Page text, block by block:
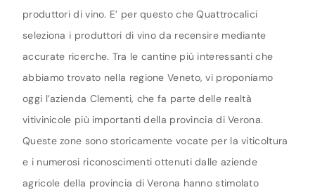
produttori di vino. E’ per questo che Quattrocalici
seleziona i produttori di vino da recensire mediante
accurate ricerche. Tra le cantine più interessanti che
abbiamo trovato nella regione Veneto, vi proponiamo
oggi l’azienda Clementi, che fa parte delle realtà
vitivinicole più importanti della provincia di Verona.
Queste zone sono storicamente vocate per la viticoltura
e i numerosi riconoscimenti ottenuti dalle aziende
agricole della provincia di Verona hanno stimolato